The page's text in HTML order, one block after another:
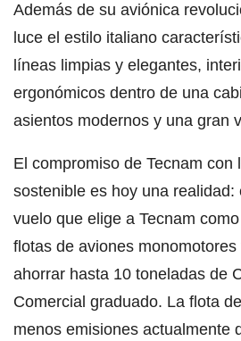
Además de su aviónica
luce el estilo italiano
líneas limpias y elegantes,
ergonómicos dentro de una
asientos modernos y una gran
El compromiso de Tecnam con
sostenible es hoy una
vuelo que elige a Tecnam
flotas de aviones
ahorrar hasta 10 toneladas de
Comercial graduado. La flota
menos emisiones actualmente